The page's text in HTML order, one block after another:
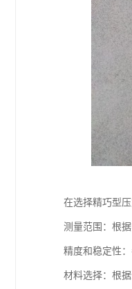
在选择精巧型
测量范围：根
精度和稳定性
材料选择：根